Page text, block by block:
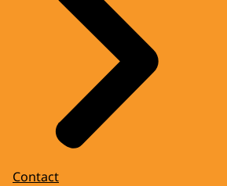
Contact